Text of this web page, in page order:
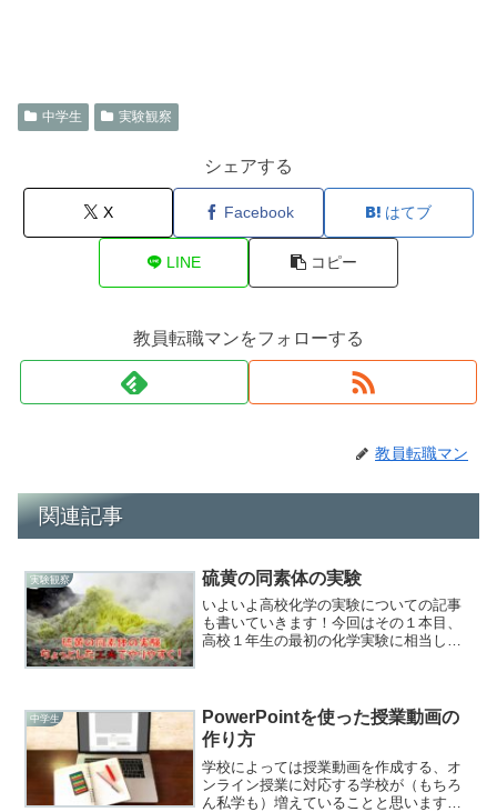
中学生 実験観察
シェアする
X Facebook はてブ
LINE コピー
教員転職マンをフォローする
教員転職マン
関連記事
実験観察 硫黄の同素体の実験
いよいよ高校化学の実験についての記事
も書いていきます！今回はその１本目、
高校１年生の最初の化学実験に相当しま
実験があります！はじめ...
中学生
PowerPointを使った授業動画の
作り方
学校によっては授業動画を作成する、オ
ンライン授業に対応する学校が（もちろ
ん私学も）増えていることと思います。